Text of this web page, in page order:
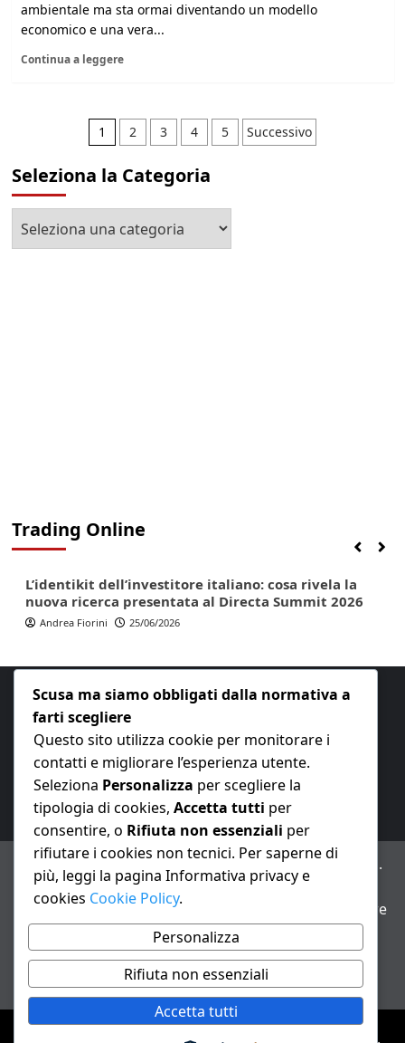
ambientale ma sta ormai diventando un modello
economico e una vera...
Continua a leggere
Paginazione
degli
articoli
1 2 3 4 5 Successivo
Seleziona la Categoria
la
Trading Online
L’identikit dell’investitore italiano: cosa rivela la
nuova ricerca presentata al Directa Summit 2026
Andrea Fiorini 25/06/2026
E-mail:redazione@nuovaeconomia.it
ANNO XXIII – Testata giornalistica reg. Trib. Milano n.
487 del 20/9/2002 – Dir. resp. Andrea Fiorini
Avviso IA: alcuni articoli di questo sito possono essere
realizzati con il supporto di sistemi di intelligenza
artificiale con supervisione e verifica di un redattore
Informativa privacy e cookie
Diritto d'autore &copia; {anno} Tutti i diritti riservati.
Scusa ma siamo obbligati dalla normativa a
farti scegliere
Questo sito utilizza cookie per monitorare i
contatti e migliorare l’esperienza utente.
Seleziona Personalizza per scegliere la
tipologia di cookies, Accetta tutti per
consentire, o Rifiuta non essenziali per
rifiutare i cookies non tecnici. Per saperne di
più, leggi la pagina Informativa privacy e
cookies Cookie Policy.
Personalizza
Rifiuta non essenziali
Accetta tutti